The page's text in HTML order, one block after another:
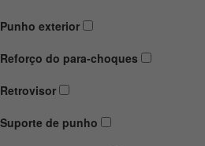
Punho exterior
Reforço do para-choques
Retrovisor
Suporte de punho